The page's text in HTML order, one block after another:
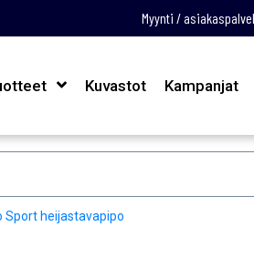
Myynti /
Kuvastot Kampanjat
Sport heijastavapipo